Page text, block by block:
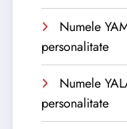
Numele
personalitate
Numele
personalitate